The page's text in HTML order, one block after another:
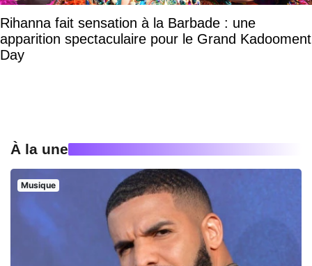
Rihanna fait sensation à la Barbade : une
apparition spectaculaire pour le Grand Kadooment
Day
À la une
Musique